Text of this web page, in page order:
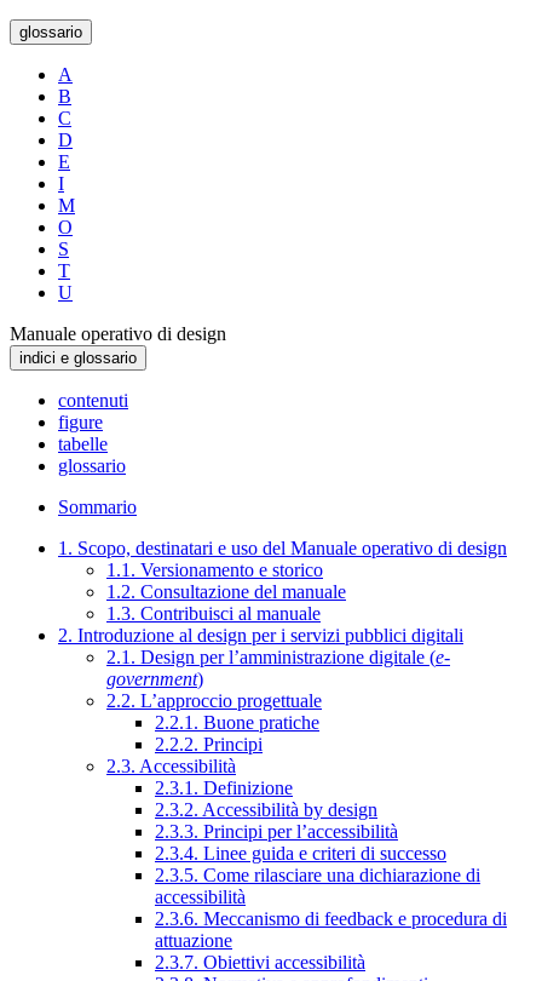
glossario
A
B
C
D
E
I
M
O
S
T
U
Manuale operativo di design
indici e glossario
contenuti
figure
tabelle
glossario
Sommario
1. Scopo, destinatari e uso del Manuale operativo di design
1.1. Versionamento e storico
1.2. Consultazione del manuale
1.3. Contribuisci al manuale
2. Introduzione al design per i servizi pubblici digitali
2.1. Design per l’amministrazione digitale (e-
government)
2.2. L’approccio progettuale
2.2.1. Buone pratiche
2.2.2. Principi
2.3. Accessibilità
2.3.1. Definizione
2.3.2. Accessibilità by design
2.3.3. Principi per l’accessibilità
2.3.4. Linee guida e criteri di successo
2.3.5. Come rilasciare una dichiarazione di
accessibilità
2.3.6. Meccanismo di feedback e procedura di
attuazione
2.3.7. Obiettivi accessibilità